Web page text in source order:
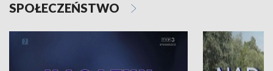
SPOŁECZEŃSTWO